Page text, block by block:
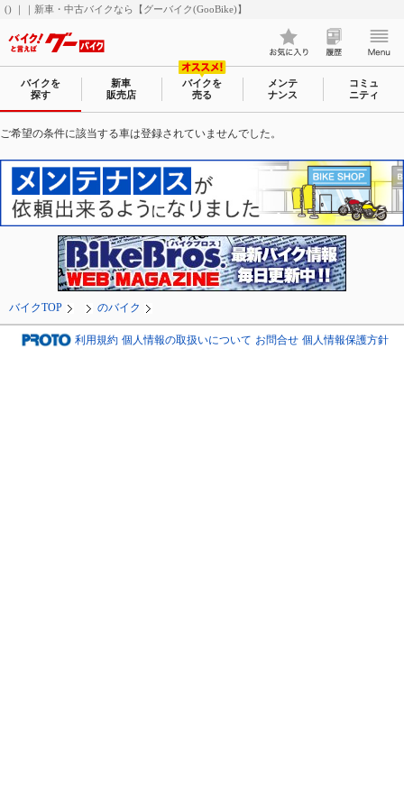
() ｜｜新車・中古バイクなら【グーバイク(GooBike)】
バイクを
探す
新車
販売店
バイクを
売る
メンテ
ナンス
コミュ
ニティ
ご希望の条件に該当する車は登録されていませんでした。
バイクTOP のバイク
利用規約 個人情報の取扱いについて お問合せ 個人情報保護方針